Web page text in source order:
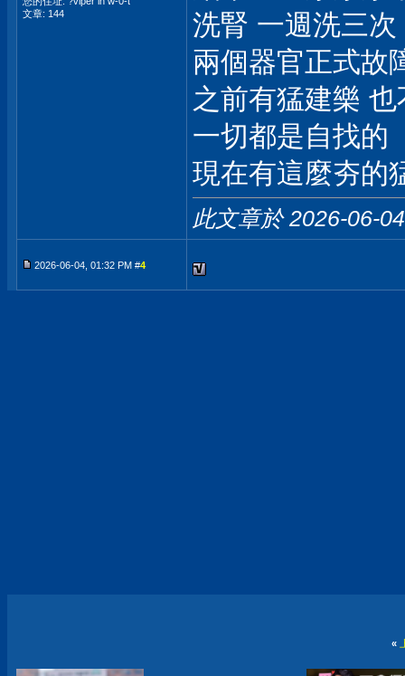
文章: 144
洗腎 一週洗三
兩個器官正式故
之前有猛建樂
一切都是自找的
現在有這麼夯的
此文章於 2026-06-
2026-06-04, 01:32 PM #4
«